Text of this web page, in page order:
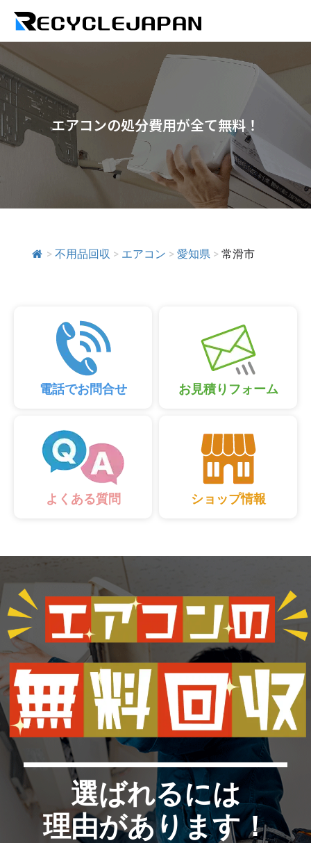
エアコンの処分費用が全て無料！
> 不用品回収 > エアコン > 愛知県 > 常滑市
電話でお問合せ お見積りフォーム
よくある質問 ショップ情報
選ばれるには
理由があります！